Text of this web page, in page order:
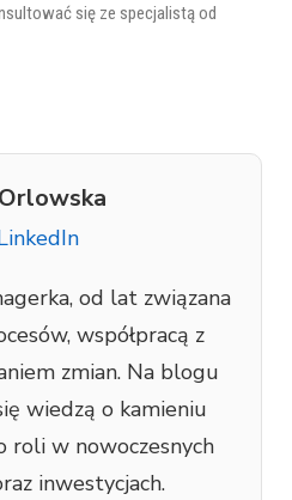
się ze specjalistą od
od lat związana
współpracą z
zmian. Na blogu
wiedzą o kamieniu
roli w nowoczesnych
inwestycjach.